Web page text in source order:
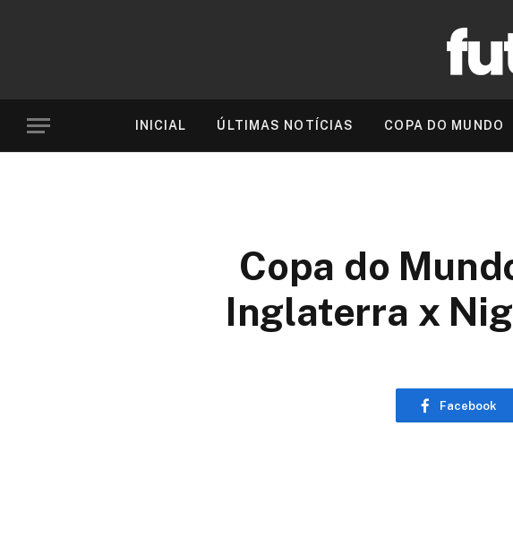
INICIAL ÚLTIMAS NOTÍCIAS COPA DO MUNDO
Copa do
Inglaterra x
Facebook